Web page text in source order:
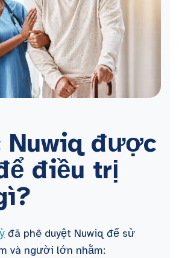
Nuwiq được
điều trị
đã phê duyệt Nuwiq để sử
và người lớn nhằm: